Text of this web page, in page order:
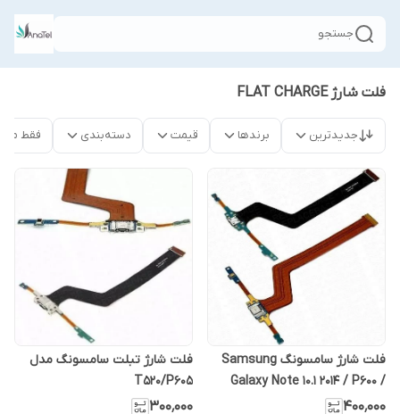
جستجو
فلت شارژ FLAT CHARGE
جدیدترین برندها قیمت دسته‌بندی فقط
فلت شارژ سامسونگ Samsung
Galaxy Note 10.1 2014 / P600 /
P601 / P605 / P607 Flex Charge
۴۰۰٬۰۰۰
فلت شارژ تبلت سامسونگ مدل
T520/P605
۳۰۰٬۰۰۰